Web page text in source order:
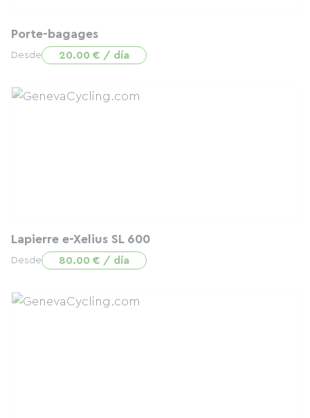
Porte-bagages
Desde 20.00 € / día
Lapierre e-Xelius SL 600
Desde 80.00 € / día